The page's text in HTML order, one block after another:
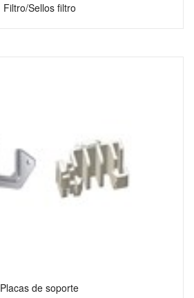
Filtro/Sellos filtro
Placas de soporte